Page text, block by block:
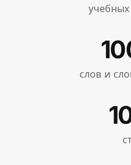
слов и